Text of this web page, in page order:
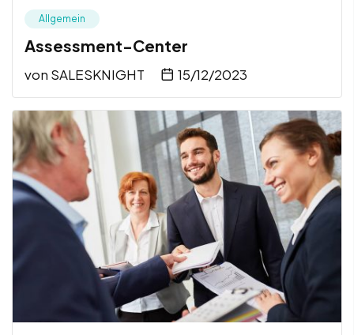
Allgemein
Assessment-Center
von SALESKNIGHT 15/12/2023